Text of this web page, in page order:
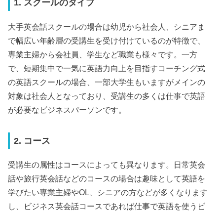
1. スクールのタイプ
大手英会話スクールの場合は幼児から社会人、シニアま
で幅広い年齢層の受講生を受け付けているのが特徴で、
専業主婦から会社員、学生など職業も様々です。一方
で、短期集中で一気に英語力向上を目指すコーチング式
の英語スクールの場合、一部大学生もいますがメインの
対象は社会人となっており、受講生の多くは仕事で英語
が必要なビジネスパーソンです。
2. コース
受講生の属性はコースによっても異なります。日常英会
話や旅行英会話などのコースの場合は趣味として英語を
学びたい専業主婦やOL、シニアの方などが多くなります
し、ビジネス英会話コースであれば仕事で英語を使うビ